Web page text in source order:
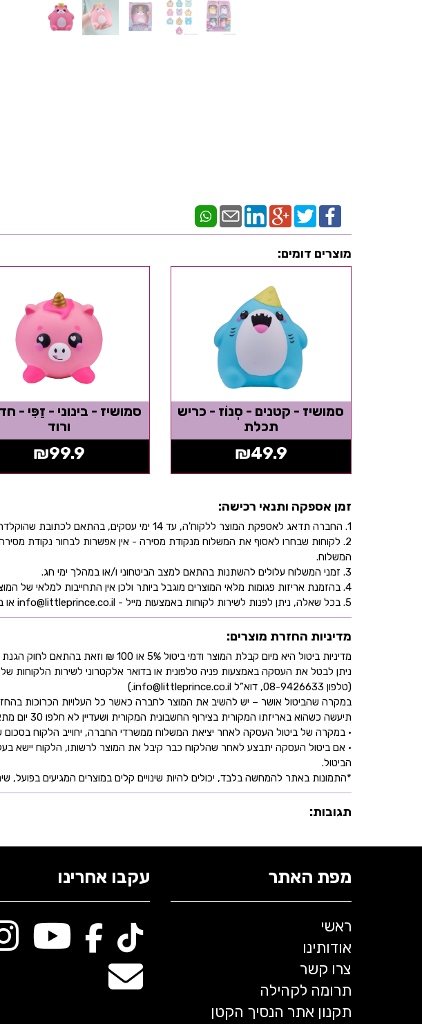
מוצרים דומים:
סמושיז - קטנים - סְנוֹז - כריש
תכלת
₪49.9
סמושיז - בינוני - זַפִּי -
ורוד
₪99.9
זמן אספקה ותנאי רכישה:
1. החברה תדאג לאספקת המוצר ללקוח'ה, עד 14 ימי עסקים, בהתאם לכתובת שהוקלדה על ידו/ה בעת ביצוע הרכישה באתר.
2. לקוחות שבחרו לאסוף את המשלוח מנקודת מסירה - אין אפשרות לבחור נקודת
המשלוח.
3. זמני המשלוח עלולים להשתנות בהתאם למצב הביטחוני ו/או במהלך ימי חג.
4. בהזמנת אריזות פגומות מלאי המוצרים מוגבל ביותר ולכן אין התחייבות למלאי של המוצר - אין לראות אישור העסקה כמלאי מובטח.
5. בכל שאלה, ניתן לפנות לשירות לקוחות באמצעות מייל - info@littleprince.co.il או בצור קשר באתר.
מדיניות החזרת מוצרים:
מדיניות ביטול היא מיום קבלת המוצר ודמי ביטול 5% או 100 ₪ וזאת בהתאם לחוק הגנת הצרכן
ניתן לבטל את העסקה באמצעות פניה טלפונית או בדואר אלקטרוני לשירות הלקוחות
(טלפון 08-9426633, דוא”ל info@littleprince.co.il.)
במקרה שהביטול אושר – יש להשיב את המוצר לחברה כאשר כל העלויות הכרוכות
תיעשה כשהוא באריזתו המקורית בצירוף החשבונית המקורית ושעדיין לא חלפו 30 יום מתאריך רכישת המוצר.
• במקרה של ביטול העסקה לאחר יציאת המשלוח ממשרדי החברה, יחוייב הלקוח בסכום של
• אם ביטול העסקה יתבצע לאחר שהלקוח כבר קיבל את המוצר לרשותו, הלקוח יישא
הביטול.
*התמונות באתר להמחשה בלבד, יכולים להיות שינויים קלים במוצרים המגיעים בפועל,
תגובות:
מפת האתר
ראשי
אודותינו
צרו קשר
תרומה לקהילה
תקנון אתר הנסיך הקטן
עקבו אחרינו